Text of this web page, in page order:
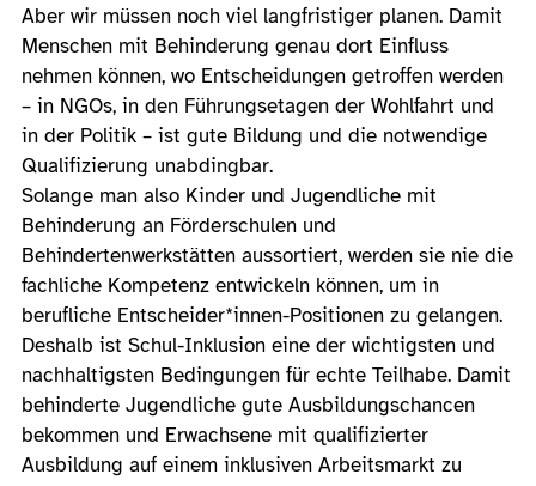
Aber wir müssen noch viel langfristiger planen. Damit
Menschen mit Behinderung genau dort Einfluss
nehmen können, wo Entscheidungen getroffen werden
– in NGOs, in den Führungsetagen der Wohlfahrt und
in der Politik – ist gute Bildung und die notwendige
Qualifizierung unabdingbar.
Solange man also Kinder und Jugendliche mit
Behinderung an Förderschulen und
Behindertenwerkstätten aussortiert, werden sie nie die
fachliche Kompetenz entwickeln können, um in
berufliche Entscheider*innen-Positionen zu gelangen.
Deshalb ist Schul-Inklusion eine der wichtigsten und
nachhaltigsten Bedingungen für echte Teilhabe. Damit
behinderte Jugendliche gute Ausbildungschancen
bekommen und Erwachsene mit qualifizierter
Ausbildung auf einem inklusiven Arbeitsmarkt zu